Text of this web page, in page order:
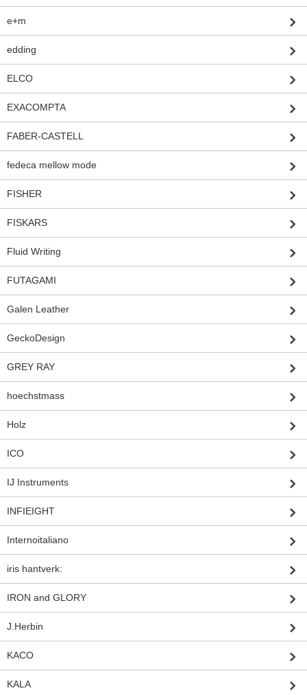
e+m
edding
ELCO
EXACOMPTA
FABER-CASTELL
fedeca mellow mode
FISHER
FISKARS
Fluid Writing
FUTAGAMI
Galen Leather
GeckoDesign
GREY RAY
hoechstmass
Holz
ICO
IJ Instruments
INFIEIGHT
Internoitaliano
iris hantverk:
IRON and GLORY
J.Herbin
KACO
KALA